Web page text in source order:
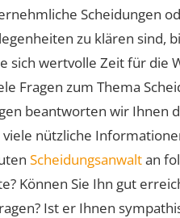
Scheidungen
zu klären sind,
sich wertvolle Zeit für
Fragen zum Thema
beantworten wir Ihnen
nützliche
Scheidungsanwaltan
Können Sie Ihn gut
Ist er Ihnen